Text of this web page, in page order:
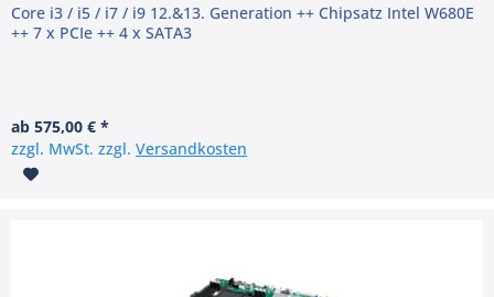
Core i3 / i5 / i7 / i9 12.&13. Generation ++ Chipsatz Intel W680E
++ 7 x PCIe ++ 4 x SATA3
ab 575,00 € *
zzgl. MwSt. zzgl.Versandkosten